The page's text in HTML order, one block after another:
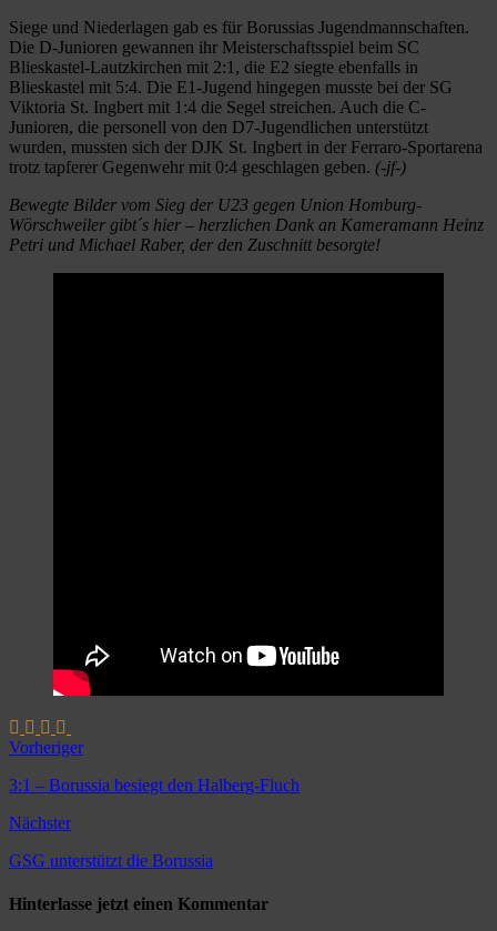
Siege und Niederlagen gab es für Borussias Jugendmannschaften.
Die D-Junioren gewannen ihr Meisterschaftsspiel beim SC
Blieskastel-Lautzkirchen mit 2:1, die E2 siegte ebenfalls in
Blieskastel mit 5:4. Die E1-Jugend hingegen musste bei der SG
Viktoria St. Ingbert mit 1:4 die Segel streichen. Auch die C-
Junioren, die personell von den D7-Jugendlichen unterstützt
wurden, mussten sich der DJK St. Ingbert in der Ferraro-Sportarena
trotz tapferer Gegenwehr mit 0:4 geschlagen geben. (-jf-)
Bewegte Bilder vom Sieg der U23 gegen Union Homburg-
Wörschweiler gibt´s hier – herzlichen Dank an Kameramann Heinz
Petri und Michael Raber, der den Zuschnitt besorgte!
Vorheriger
3:1 – Borussia besiegt den Halberg-Fluch
Nächster
GSG unterstützt die Borussia
Hinterlasse jetzt einen Kommentar